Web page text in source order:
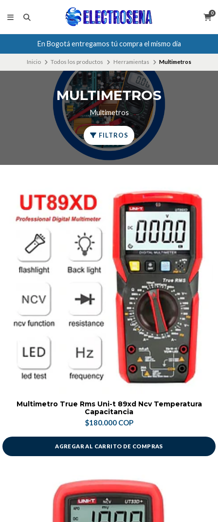
0
En Bogotá entregamos tú compra el mismo día
Inicio Todos los productos Herramientas Multimetros
MULTIMETROS
Multimetros
FILTROS
Multimetro True Rms Uni-t 89xd Ncv Temperatura
Capacitancia
$180.000 COP
AGREGAR AL CARRITO DE COMPRAS